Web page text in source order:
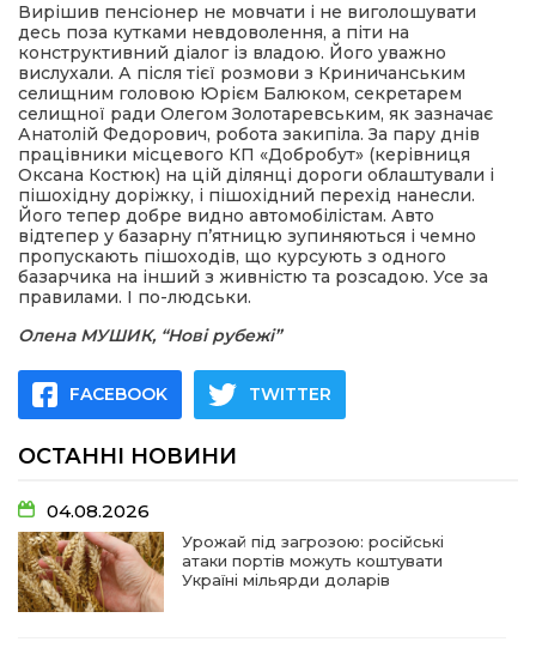
Вирішив пенсіонер не мовчати і не виголошувати
десь поза кутками невдоволення, а піти на
конструктивний діалог із владою. Його уважно
вислухали. А після тієї розмови з Криничанським
селищним головою Юрієм Балюком, секретарем
селищної ради Олегом Золотаревським, як зазначає
Анатолій Федорович, робота закипіла. За пару днів
працівники місцевого КП «Добробут» (керівниця
Оксана Костюк) на цій ділянці дороги облаштували і
пішохідну доріжку, і пішохідний перехід нанесли.
Його тепер добре видно автомобілістам. Авто
відтепер у базарну п’ятницю зупиняються і чемно
пропускають пішоходів, що курсують з одного
базарчика на інший з живністю та розсадою. Усе за
правилами. І по-людськи.
Олена МУШИК, “Нові рубежі”
FACEBOOK TWITTER
ОСТАННІ НОВИНИ
04.08.2026
Урожай під загрозою: російські
атаки портів можуть коштувати
Україні мільярди доларів